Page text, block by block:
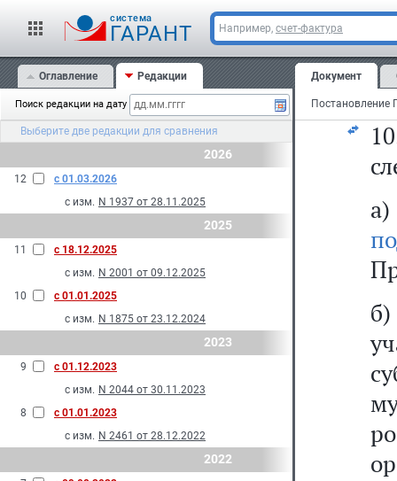
cистема
ГАРАНТ Например, счет-фактура
Оглавление Редакции
Поиск редакции на дату
Выберите две редакции для сравнения
2026
12
с 01.03.2026
с изм. N 1937 от 28.11.2025
2025
11
с 18.12.2025
с изм. N 2001 от 09.12.2025
10
с 01.01.2025
с изм. N 1875 от 23.12.2024
2023
9
с 01.12.2023
с изм. N 2044 от 30.11.2023
8
с 01.01.2023
с изм. N 2461 от 28.12.2022
2022
Документ
б)